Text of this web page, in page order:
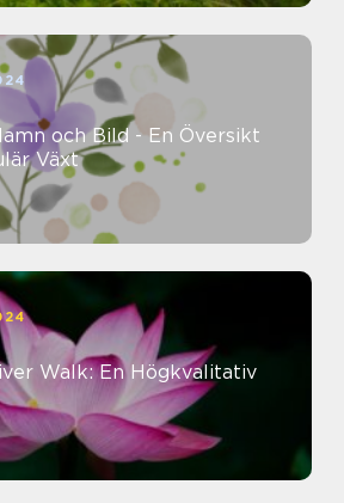
och Bild - En Översikt
Växt
Walk: En Högkvalitativ